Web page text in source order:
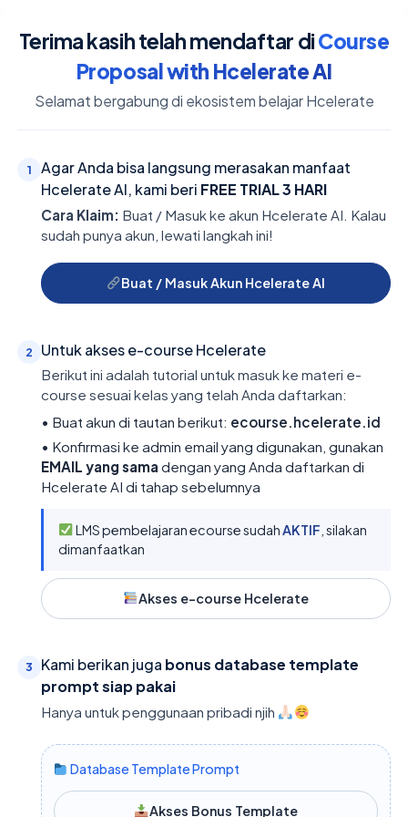
Terima kasih telah mendaftar diCourse
Proposal with Hcelerate AI
Selamat bergabung di ekosistem belajar Hcelerate
1
Agar Anda bisa langsung merasakan manfaat
Hcelerate AI, kami beri FREE TRIAL 3 HARI
Cara Klaim: Buat / Masuk ke akun Hcelerate AI. Kalau
sudah punya akun, lewati langkah ini!
Buat / Masuk Akun Hcelerate AI
2 Untuk akses e-course Hcelerate
Berikut ini adalah tutorial untuk masuk ke materi e-
course sesuai kelas yang telah Anda daftarkan:
• Buat akun di tautan berikut: ecourse.hcelerate.id
• Konfirmasi ke admin email yang digunakan, gunakan
EMAIL yang sama dengan yang Anda daftarkan di
Hcelerate AI di tahap sebelumnya
LMS pembelajaran ecourse sudahAKTIF , silakan
dimanfaatkan
Akses e-course Hcelerate
3 Kami berikan juga bonus database template
prompt siap pakai
Hanya untuk penggunaan pribadi njih
Database Template Prompt
Akses Bonus Template